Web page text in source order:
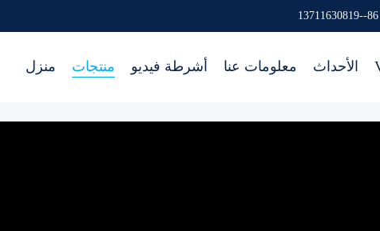
منزل منتجات أشرطة فيديو معلومات عنا الأحداث